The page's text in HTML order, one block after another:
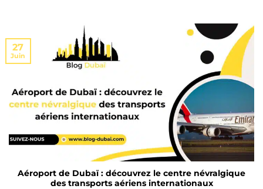
Aéroport de Dubaï : découvrez le centre névralgique
des transports aériens internationaux
27
Juin